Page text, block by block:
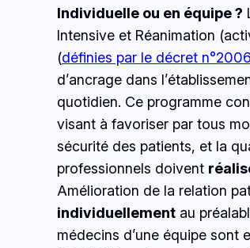
Individuelle ou en équipe ?
Intensive et Réanimation
(définies par le décret
d’ancrage dans
quotidien. Ce programme
visant à favoriser par tous
sécurité des patients, et la
professionnels doivent
Amélioration de la relation
individuellement au
médecins d’une équipe sont